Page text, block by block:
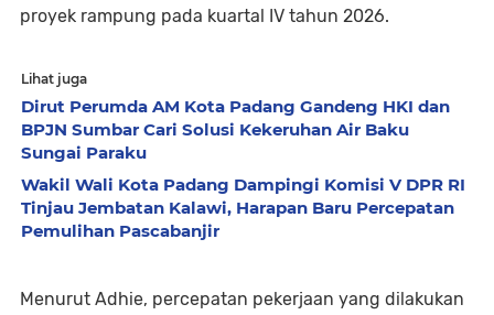
proyek rampung pada kuartal IV tahun 2026.
Lihat juga
Dirut Perumda AM Kota Padang Gandeng HKI dan
BPJN Sumbar Cari Solusi Kekeruhan Air Baku
Sungai Paraku
Wakil Wali Kota Padang Dampingi Komisi V DPR RI
Tinjau Jembatan Kalawi, Harapan Baru Percepatan
Pemulihan Pascabanjir
Menurut Adhie, percepatan pekerjaan yang dilakukan